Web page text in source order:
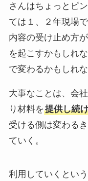
さんはちょっとピ
ては１、２年現場
内容の受け止め方
を起こすかもしれな
で変わるかもしれな
大事なことは、会
り材料を提供し続
受ける側は変わる
ていく。
利用していくとい